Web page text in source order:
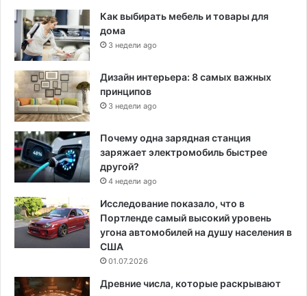
Как выбирать мебель и товары для
дома
3 недели ago
Дизайн интерьера: 8 самых важных
принципов
3 недели ago
Почему одна зарядная станция
заряжает электромобиль быстрее
другой?
4 недели ago
Исследование показало, что в
Портленде самый высокий уровень
угона автомобилей на душу населения в
США
01.07.2026
Древние числа, которые раскрывают